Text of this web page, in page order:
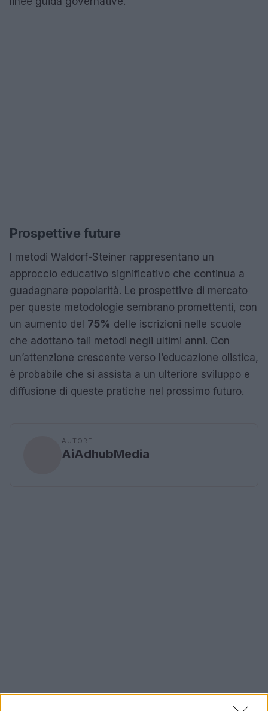
Prospettive future
I metodi Waldorf-Steiner rappresentano un
approccio educativo significativo che continua a
guadagnare popolarità. Le prospettive di mercato
per queste metodologie sembrano promettenti, con
un aumento del 75% delle iscrizioni nelle scuole
che adottano tali metodi negli ultimi anni. Con
un’attenzione crescente verso l’educazione olistica,
è probabile che si assista a un ulteriore sviluppo e
diffusione di queste pratiche nel prossimo futuro.
AUTORE
AiAdhubMedia